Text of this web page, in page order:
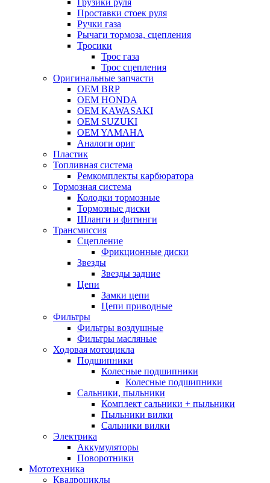
Грузики руля
Проставки стоек руля
Ручки газа
Рычаги тормоза, сцепления
Тросики
Трос газа
Трос сцепления
Оригинальные запчасти
OEM BRP
OEM HONDA
OEM KAWASAKI
OEM SUZUKI
OEM YAMAHA
Аналоги ориг
Пластик
Топливная система
Ремкомплекты карбюратора
Тормозная система
Колодки тормозные
Тормозные диски
Шланги и фитинги
Трансмиссия
Cцепление
Фрикционные диски
Звезды
Звезды задние
Цепи
Замки цепи
Цепи приводные
Фильтры
Фильтры воздушные
Фильтры масляные
Ходовая мотоцикла
Подшипники
Колесные подшипники
Колесные подшипники
Сальники, пыльники
Комплект сальники + пыльники
Пыльники вилки
Сальники вилки
Электрика
Аккумуляторы
Поворотники
Мототехника
Квадроциклы